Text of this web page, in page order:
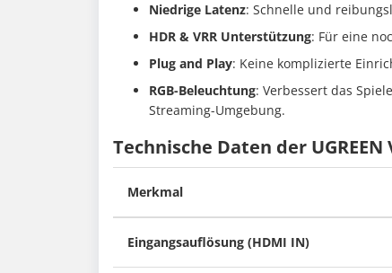
Niedrige Latenz: Schnelle und
HDR & VRR Unterstützung: Für eine
Plug and Play: Keine komplizierte
RGB-Beleuchtung: Verbessert das
Streaming-Umgebung.
Technische Daten der
Merkmal
Eingangsauflösung (HDMI IN)